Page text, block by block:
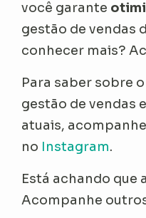
você garante
gestão de vendas
conhecer mais?
Para saber sobre
gestão de vendas
atuais,
no Instagram.
Está achando que
Acompanhe